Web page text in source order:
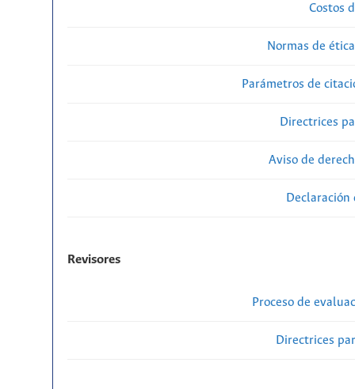
Costos
Normas de
Parámetros de
Directrices
Aviso de
Revisores
Proceso de
Directrices